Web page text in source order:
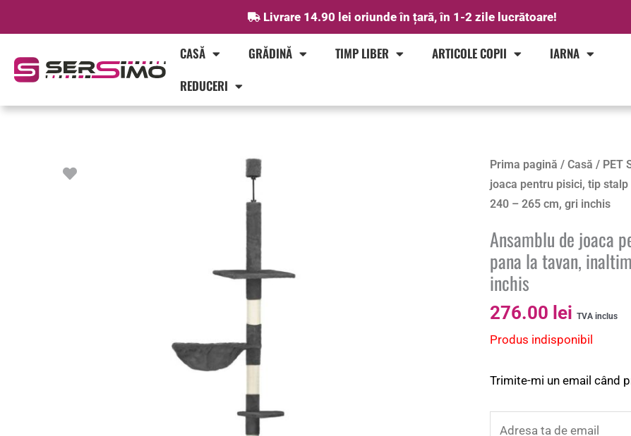
Livrare 14.90 lei oriunde în țară, în 1-2 zile lucrătoare!
CASĂ GRĂDINĂ TIMP LIBER ARTICOLE COPII
IARNA
REDUCERI
Prima pagină /Casă / PET
joaca pentru pisici, tip
240 – 265 cm, gri inchis
Ansamblu de joaca
pana la tavan,
inchis
276.00 lei TVA inclus
Produs indisponibil
Trimite-mi un email când